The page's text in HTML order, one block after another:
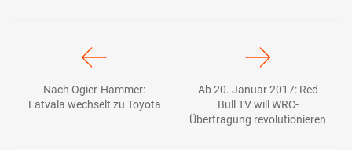
Nach Ogier-Hammer:
Latvala wechselt zu Toyota
Ab 20. Januar 2017: Red
Bull TV will WRC-
Übertragung revolutionieren